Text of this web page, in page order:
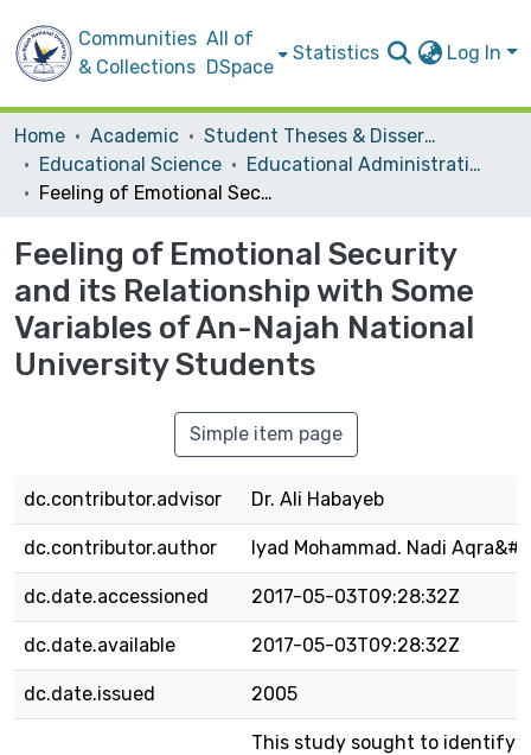
Communities
& Collections
All of
DSpace
Statistics Log In
Home Academic
Student Theses & Dissertations
Educational Science
Educational Administration
Feeling of Emotional Security and its Relationship with Some Variables of An-Najah National University Students
Feeling of Emotional Security
and its Relationship with Some
Variables of An-Najah National
University Students
Simple item page
dc.contributor.advisor Dr. Ali Habayeb
dc.contributor.author Iyad Mohammad. Nadi
dc.date.accessioned 2017-05-03T09:28:32Z
dc.date.available 2017-05-03T09:28:32Z
dc.date.issued 2005
This study sought to identify